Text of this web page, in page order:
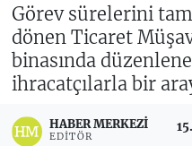
Görev sürelerini
dönen Ticaret
binasında
ihracatçılarla bir
HABER MERKEZI
EDITÖR
Son Dakika
Haber Arşivi